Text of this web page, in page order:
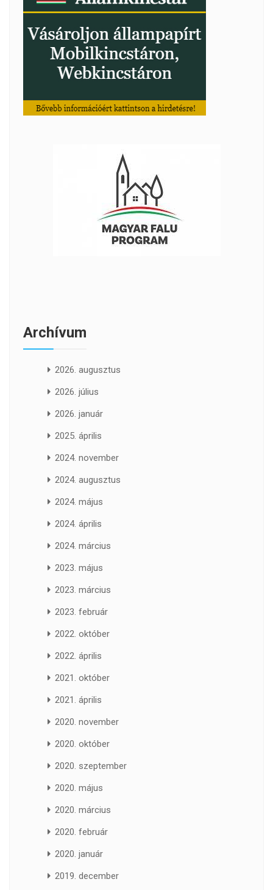
Archívum
2026. augusztus
2026. július
2026. január
2025. április
2024. november
2024. augusztus
2024. május
2024. április
2024. március
2023. május
2023. március
2023. február
2022. október
2022. április
2021. október
2021. április
2020. november
2020. október
2020. szeptember
2020. május
2020. március
2020. február
2020. január
2019. december